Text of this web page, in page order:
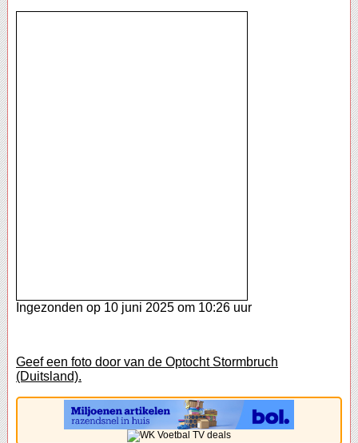
Ingezonden op 10 juni 2025 om 10:26 uur
Geef een foto door van de Optocht Stormbruch
(Duitsland).